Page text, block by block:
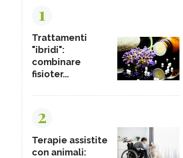
1
Trattamenti
"ibridi":
combinare
fisioter...
2
Terapie assistite
con animali: